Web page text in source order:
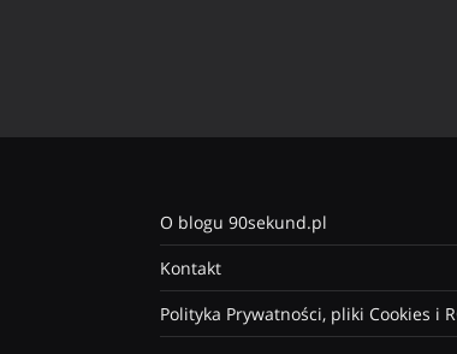
O blogu 90sekund.pl
Kontakt
Polityka Prywatności, pliki Cookies i